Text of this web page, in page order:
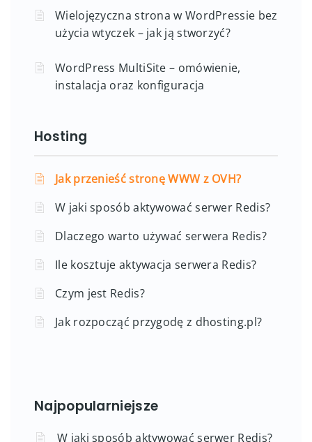
Wielojęzyczna strona w WordPressie bez
użycia wtyczek – jak ją stworzyć?
WordPress MultiSite – omówienie,
instalacja oraz konfiguracja
Hosting
Jak przenieść stronę WWW z OVH?
W jaki sposób aktywować serwer Redis?
Dlaczego warto używać serwera Redis?
Ile kosztuje aktywacja serwera Redis?
Czym jest Redis?
Jak rozpocząć przygodę z dhosting.pl?
Najpopularniejsze
W jaki sposób aktywować serwer Redis?